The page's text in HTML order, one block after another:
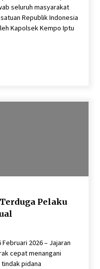
seluruh masyarakat
Republik Indonesia
Kapolsek Kempo Iptu
Pelaku
2026 – Jajaran
cepat menangani
pidana